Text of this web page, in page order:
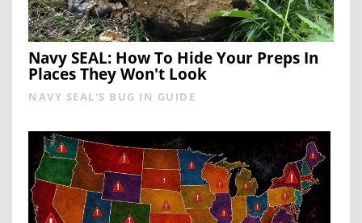
Navy SEAL: How To Hide Your Preps In
Places They Won't Look
NAVY SEAL'S BUG IN GUIDE